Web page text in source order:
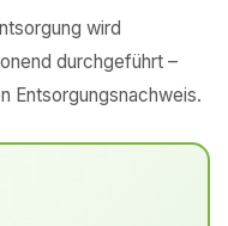
wird
durchgeführt –
Entsorgungsnachweis.